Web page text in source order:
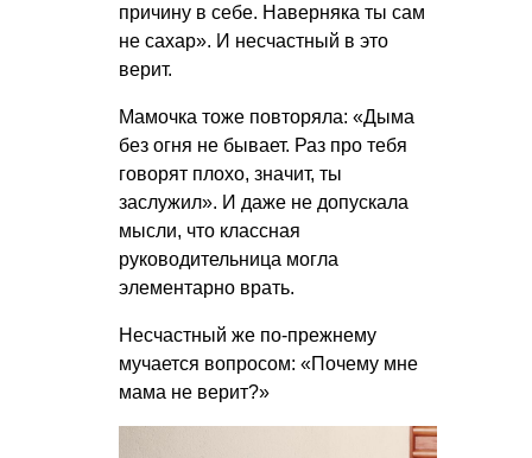
причину в себе. Наверняка ты сам
не сахар». И несчастный в это
верит.
Мамочка тоже повторяла: «Дыма
без огня не бывает. Раз про тебя
говорят плохо, значит, ты
заслужил». И даже не допускала
мысли, что классная
руководительница могла
элементарно врать.
Несчастный же по-прежнему
мучается вопросом: «Почему мне
мама не верит?»